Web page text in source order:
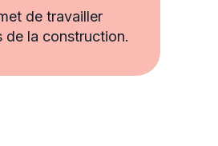
de travailler
de la construction.